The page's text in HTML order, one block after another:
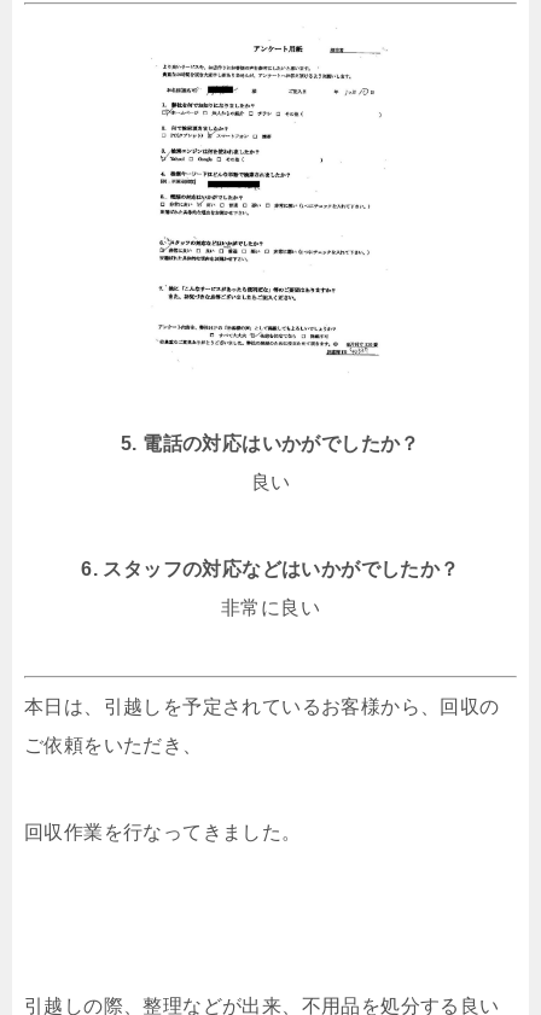
5. 電話の対応はいかがでしたか？
良い
6. スタッフの対応などはいかがでしたか？
非常に良い
本日は、引越しを予定されているお客様から、回収の
ご依頼をいただき、
回収作業を行なってきました。
引越しの際、整理などが出来、不用品を処分する良い